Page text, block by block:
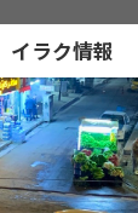
イラク情報